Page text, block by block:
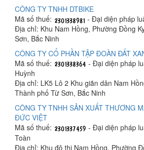
CÔNG TY TNHH DTBIKE
Mã số thuế:
- Đại diện pháp
Địa chỉ: Khu Nam Hồng, Phường Đồng
Sơn, Bắc Ninh
CÔNG TY CỔ PHẦN TẬP ĐOÀN ĐẤT
Mã số thuế:
- Đại diện pháp
Huỳnh
Địa chỉ: LK5 Lô 2 Khu giãn dân Nam
Thành phố Từ Sơn, Bắc Ninh
CÔNG TY TNHH SẢN XUẤT THƯƠNG
ĐỨC VIỆT
Mã số thuế:
- Đại diện pháp
Toàn
Địa chỉ: Khu đô thị Nam Hồng, Phường